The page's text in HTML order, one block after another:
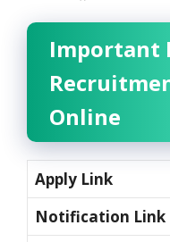
Important
Online
Apply Link
Notification Link